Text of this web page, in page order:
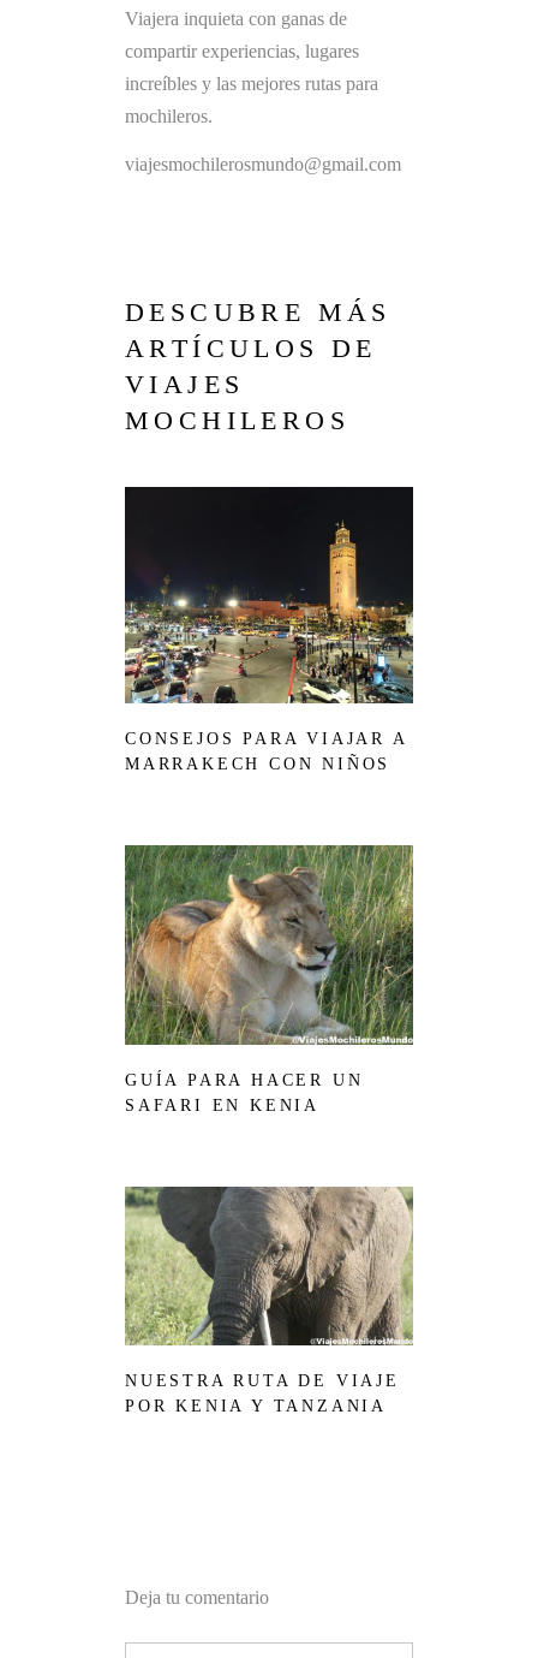
Viajera inquieta con ganas de
compartir experiencias, lugares
increíbles y las mejores rutas para
mochileros.
viajesmochilerosmundo@gmail.com
DESCUBRE MÁS
ARTÍCULOS DE
VIAJES
MOCHILEROS
CONSEJOS PARA VIAJAR A
MARRAKECH CON NIÑOS
GUÍA PARA HACER UN
SAFARI EN KENIA
NUESTRA RUTA DE VIAJE
POR KENIA Y TANZANIA
Deja tu comentario